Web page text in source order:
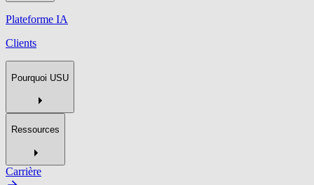
Plateforme IA
Clients
Pourquoi USU
Ressources
Carrière